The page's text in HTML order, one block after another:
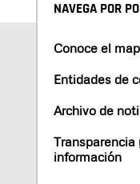
NAVEGA POR
Conoce el
Entidades de
Archivo de
Transparencia
información